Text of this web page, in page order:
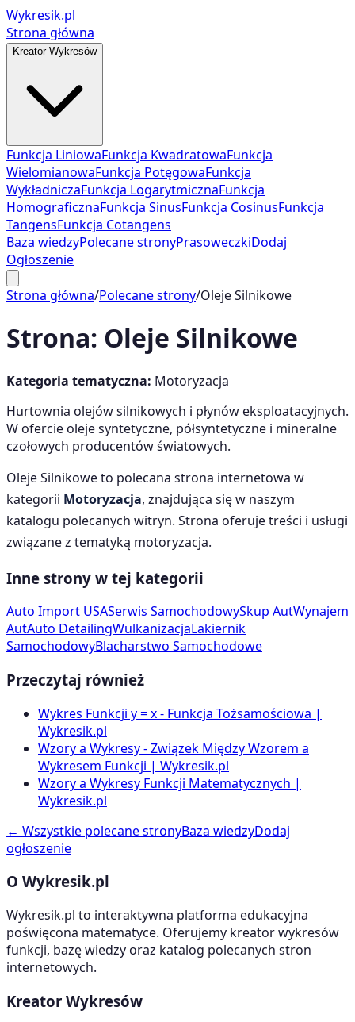
Wykresik.pl
Strona główna
Kreator Wykresów
Funkcja LiniowaFunkcja KwadratowaFunkcja
WielomianowaFunkcja PotęgowaFunkcja
WykładniczaFunkcja LogarytmicznaFunkcja
HomograficznaFunkcja SinusFunkcja CosinusFunkcja
TangensFunkcja Cotangens
Baza wiedzyPolecane stronyPrasoweczkiDodaj
Ogłoszenie
Strona główna/Polecane strony/Oleje Silnikowe
Strona: Oleje Silnikowe
Kategoria tematyczna: Motoryzacja
Hurtownia olejów silnikowych i płynów eksploatacyjnych.
W ofercie oleje syntetyczne, półsyntetyczne i mineralne
czołowych producentów światowych.
Oleje Silnikoweto polecana strona internetowa w
kategorii Motoryzacja, znajdująca się w naszym
katalogu polecanych witryn. Strona oferuje treści i usługi
związane z tematyką motoryzacja.
Inne strony w tej kategorii
Auto Import USASerwis SamochodowySkup AutWynajem
AutAuto DetailingWulkanizacjaLakiernik
SamochodowyBlacharstwo Samochodowe
Przeczytaj również
Wykres Funkcji y = x - Funkcja Tożsamościowa |
Wykresik.pl
Wzory a Wykresy - Związek Między Wzorem a
Wykresem Funkcji | Wykresik.pl
Wzory a Wykresy Funkcji Matematycznych |
Wykresik.pl
← Wszystkie polecane stronyBaza wiedzyDodaj
ogłoszenie
O Wykresik.pl
Wykresik.pl to interaktywna platforma edukacyjna
poświęcona matematyce. Oferujemy kreator wykresów
funkcji, bazę wiedzy oraz katalog polecanych stron
internetowych.
Kreator Wykresów